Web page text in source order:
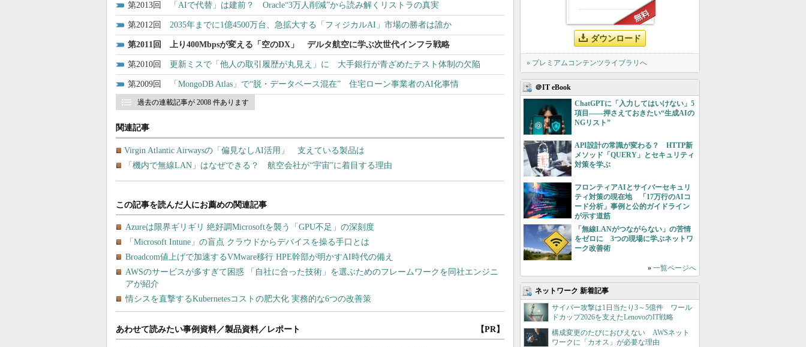
2013 「AIで代替」は建前？ Oracle“3万人削減”から読み解くリストラの真実
2012 2035年までに1億4500万台、急拡大する「フィジカルAI」市場の勝者は誰か
2011 上り400Mbpsが変える「空のDX」 デルタ航空に学ぶ次世代インフラ戦略
2010 更新ミスで「他人の取引履歴が丸見え」に 大手銀行が青ざめたテスト体制の欠陥
2009 「MongoDB Atlas」で“脱・データベース混在” 住宅ローン事業者のAI化事情
過去の連載記事が 2008 件あります
関連記事
Virgin Atlantic Airwaysの「偏見なしAI活用」 支えている製品は
「機内で無線LAN」はなぜできる？ 航空会社が“宇宙”に着目する理由
あわせて読みたい事例資料／製品資料／レポート 【PR】
ダウンロード
» プレミアムコンテンツライブラリへ
＠IT eBook
ChatGPTに「入力してはいけない」5
項目――押さえておきたい“生成AIの
NGリスト”
API設計の常識が変わる？ HTTP新
メソッド「QUERY」とセキュリティ
対策を学ぶ
フロンティアAIとサイバーセキュリ
ティ対策の現在地 「17万行のAIコ
ード分析」事例と公的ガイドライン
が示す道筋
「無線LANがつながらない」の苦情
をゼロに 3つの現場に学ぶネットワ
ーク改善術
» 一覧ページへ
ネットワーク 新着記事
サイバー攻撃は1日当たり3～5億件 ワール
ドカップ2026を支えたLenovoのIT戦略
構成変更のたびにおびえない AWSネット
ワークに「カオス」が必要な理由